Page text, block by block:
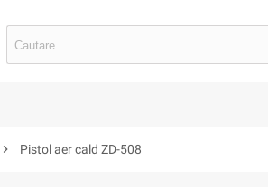
chevron_right Pistol aer cald ZD-508